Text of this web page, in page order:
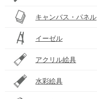
キャンバス・パネル
イーゼル
アクリル絵具
水彩絵具